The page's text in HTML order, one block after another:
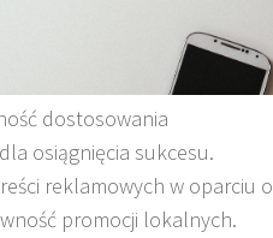
dostosowania
osiągnięcia sukcesu.
reklamowych w oparciu o
promocji lokalnych.